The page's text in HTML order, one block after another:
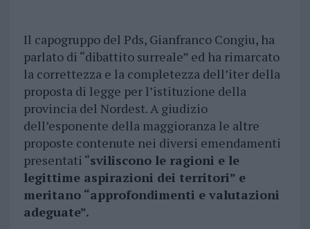
Il capogruppo del Pds, Gianfranco Congiu, ha
parlato di “dibattito surreale” ed ha rimarcato
la correttezza e la completezza dell’iter della
proposta di legge per l’istituzione della
provincia del Nordest. A giudizio
dell’esponente della maggioranza le altre
proposte contenute nei diversi emendamenti
presentati “sviliscono le ragioni e le
legittime aspirazioni dei territori” e
meritano “approfondimenti e valutazioni
adeguate”.